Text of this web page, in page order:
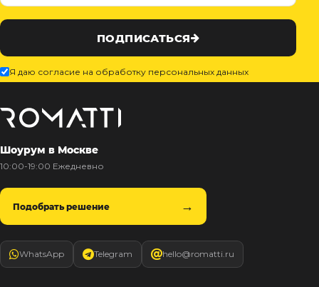
ПОДПИСАТЬСЯ
Я даю согласие на обработку персональных данных
Шоурум в Москве
10:00-19:00 Ежедневно
Подобрать решение
WhatsApp Telegram hello@romatti.ru